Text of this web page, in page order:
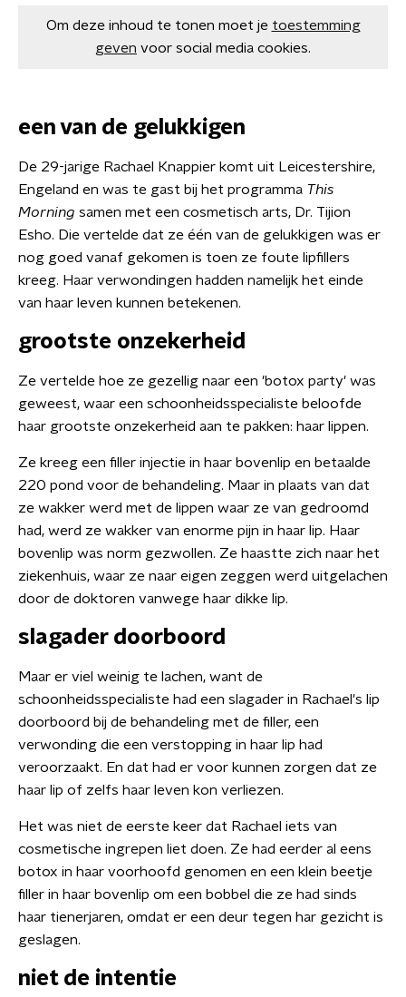
Om deze inhoud te tonen moet je toestemming
geven voor social media cookies.
een van de gelukkigen
De 29-jarige Rachael Knappier komt uit Leicestershire,
Engeland en was te gast bij het programma This
Morning samen met een cosmetisch arts, Dr. Tijion
Esho. Die vertelde dat ze één van de gelukkigen was er
nog goed vanaf gekomen is toen ze foute lipfillers
kreeg. Haar verwondingen hadden namelijk het einde
van haar leven kunnen betekenen.
grootste onzekerheid
Ze vertelde hoe ze gezellig naar een 'botox party' was
geweest, waar een schoonheidsspecialiste beloofde
haar grootste onzekerheid aan te pakken: haar lippen.
Ze kreeg een filler injectie in haar bovenlip en betaalde
220 pond voor de behandeling. Maar in plaats van dat
ze wakker werd met de lippen waar ze van gedroomd
had, werd ze wakker van enorme pijn in haar lip. Haar
bovenlip was norm gezwollen. Ze haastte zich naar het
ziekenhuis, waar ze naar eigen zeggen werd uitgelachen
door de doktoren vanwege haar dikke lip.
slagader doorboord
Maar er viel weinig te lachen, want de
schoonheidsspecialiste had een slagader in Rachael's lip
doorboord bij de behandeling met de filler, een
verwonding die een verstopping in haar lip had
veroorzaakt. En dat had er voor kunnen zorgen dat ze
haar lip of zelfs haar leven kon verliezen.
Het was niet de eerste keer dat Rachael iets van
cosmetische ingrepen liet doen. Ze had eerder al eens
botox in haar voorhoofd genomen en een klein beetje
filler in haar bovenlip om een bobbel die ze had sinds
haar tienerjaren, omdat er een deur tegen har gezicht is
geslagen.
niet de intentie